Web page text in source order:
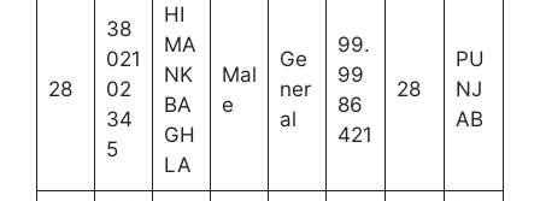
28
38
021
02
34
5
HI
MA
NK
BA
GH
LA
Mal
e
Ge
ner
al
99.
99
86
421
28
PU
NJ
AB